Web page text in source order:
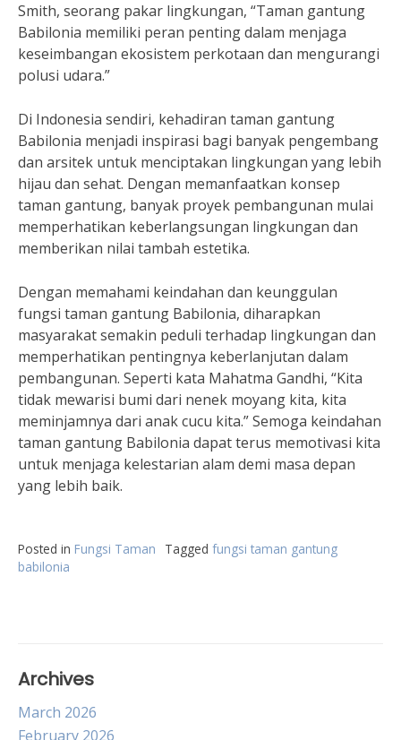
Smith, seorang pakar lingkungan, “Taman gantung
Babilonia memiliki peran penting dalam menjaga
keseimbangan ekosistem perkotaan dan mengurangi
polusi udara.”
Di Indonesia sendiri, kehadiran taman gantung
Babilonia menjadi inspirasi bagi banyak pengembang
dan arsitek untuk menciptakan lingkungan yang lebih
hijau dan sehat. Dengan memanfaatkan konsep
taman gantung, banyak proyek pembangunan mulai
memperhatikan keberlangsungan lingkungan dan
memberikan nilai tambah estetika.
Dengan memahami keindahan dan keunggulan
fungsi taman gantung Babilonia, diharapkan
masyarakat semakin peduli terhadap lingkungan dan
memperhatikan pentingnya keberlanjutan dalam
pembangunan. Seperti kata Mahatma Gandhi, “Kita
tidak mewarisi bumi dari nenek moyang kita, kita
meminjamnya dari anak cucu kita.” Semoga keindahan
taman gantung Babilonia dapat terus memotivasi kita
untuk menjaga kelestarian alam demi masa depan
yang lebih baik.
Posted in Fungsi Taman Tagged fungsi taman gantung
babilonia
Archives
March 2026
February 2026